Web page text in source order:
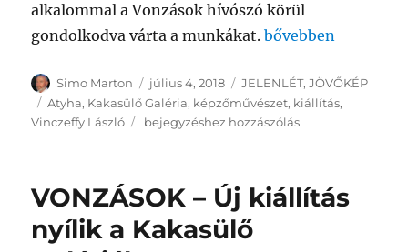
alkalommal a Vonzások hívószó körül
gondolkodva várta a munkákat.„Vinczeffy László
bővebben
Szerző
Simo Marton Közzétéve
július 4, 2018 Kategória
JELENLÉT,JÖVŐKÉP
Címke
Atyha, Kakasülő Galéria, képzőművészet, kiállítás,
Vinczeffy László
Vinczeffy
kapott
Megnyílt
bejegyzéshez hozzászólás
VONZÁSOK – Új kiállítás
nyílik a Kakasülő